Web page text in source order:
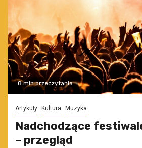
8 min przeczytania
Artykuły Kultura Muzyka
Nadchodzące
– przegląd